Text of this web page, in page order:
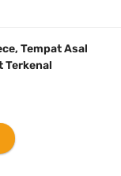
Tempat Asal
Terkenal